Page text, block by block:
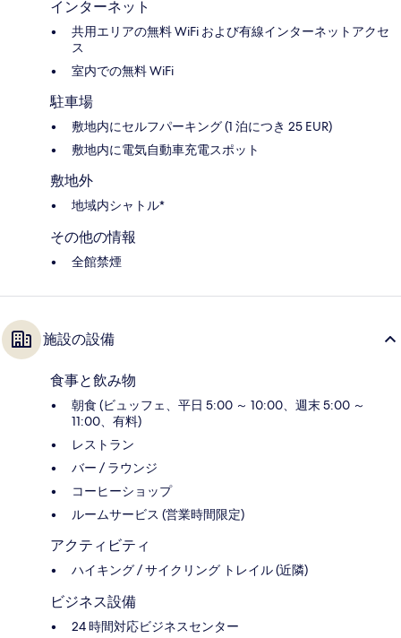
インターネット
共用エリアの無料 WiFi および有線インターネットアクセ
ス
室内での無料 WiFi
駐車場
敷地内にセルフパーキング (1 泊につき 25 EUR)
敷地内に電気自動車充電スポット
敷地外
地域内シャトル*
その他の情報
全館禁煙
施設の設備
食事と飲み物
朝食 (ビュッフェ、平日 5:00 ～ 10:00、週末 5:00 ～
11:00、有料)
レストラン
バー / ラウンジ
コーヒーショップ
ルームサービス (営業時間限定)
アクティビティ
ハイキング / サイクリング トレイル (近隣)
ビジネス設備
24 時間対応ビジネスセンター